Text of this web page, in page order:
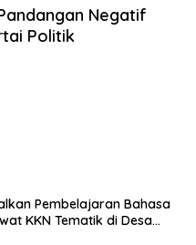
Negatif
Politik
Pembelajaran Bahasa
KKN Tematik di Desa